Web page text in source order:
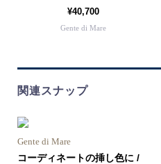
¥40,700
Gente di Mare
関連スナップ
Gente di Mare
コーディネートの挿し色に /